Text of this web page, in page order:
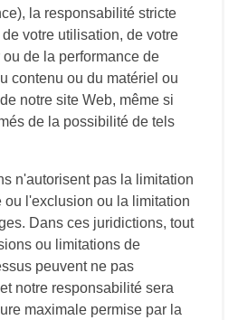
la responsabilité stricte
votre utilisation, de votre
de la performance de
contenu ou du matériel ou
notre site Web, même si
de la possibilité de tels
n'autorisent pas la limitation
l'exclusion ou la limitation
Dans ces juridictions, tout
ou limitations de
peuvent ne pas
notre responsabilité sera
maximale permise par la